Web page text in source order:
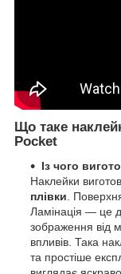
Що таке
Pocket
Із чого
Наклейки
плівки .
Ламінація — це
зображення від
впливів. Така
та простіше